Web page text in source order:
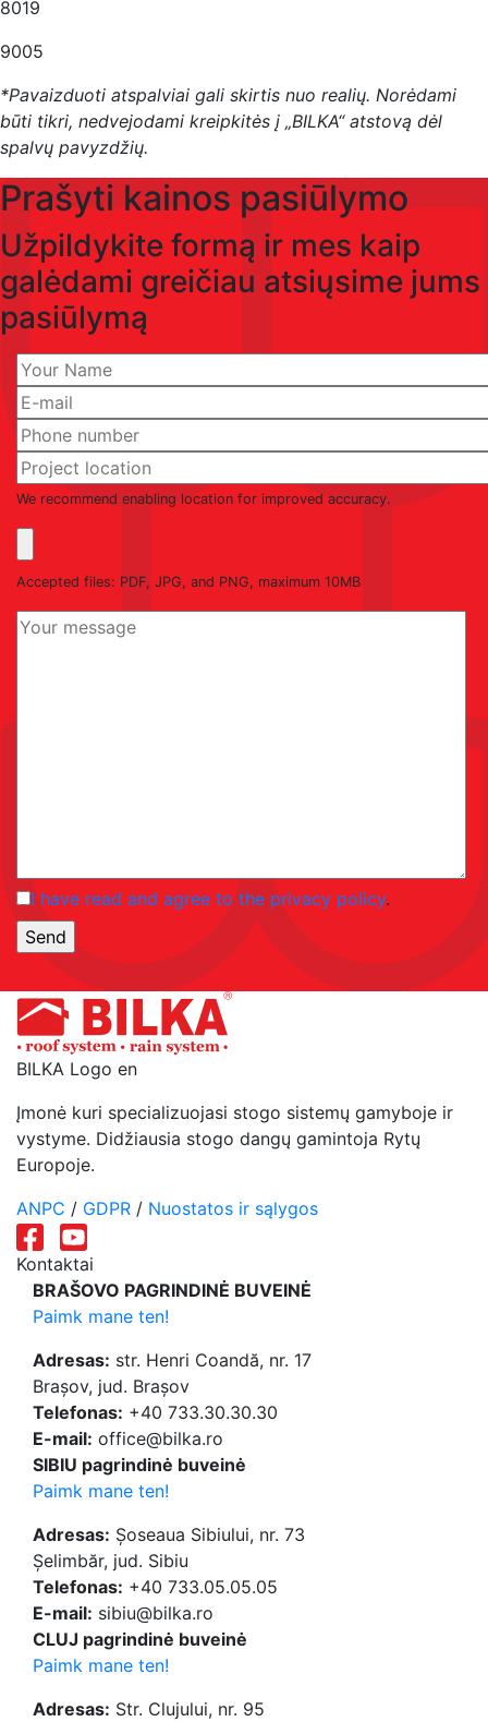
8019
9005
*Pavaizduoti atspalviai gali skirtis nuo realių. Norėdami
būti tikri, nedvejodami kreipkitės į „BILKA“ atstovą dėl
spalvų pavyzdžių.
Prašyti kainos pasiūlymo
Užpildykite formą ir mes kaip
galėdami greičiau atsiųsime jums
pasiūlymą
We recommend enabling location for improved accuracy.
Accepted files: PDF, JPG, and PNG, maximum 10MB
I have read and agree to the privacy policy.
BILKA Logo en
Įmonė kuri specializuojasi stogo sistemų gamyboje ir
vystyme. Didžiausia stogo dangų gamintoja Rytų
Europoje.
ANPC / GDPR / Nuostatos ir sąlygos
Kontaktai
BRAŠOVO PAGRINDINĖ BUVEINĖ
Paimk mane ten!
Adresas: str. Henri Coandă, nr. 17
Brașov, jud. Brașov
Telefonas: +40 733.30.30.30
E-mail: office@bilka.ro
SIBIU pagrindinė buveinė
Paimk mane ten!
Adresas: Șoseaua Sibiului, nr. 73
Șelimbăr, jud. Sibiu
Telefonas: +40 733.05.05.05
E-mail: sibiu@bilka.ro
CLUJ pagrindinė buveinė
Paimk mane ten!
Adresas: Str. Clujului, nr. 95